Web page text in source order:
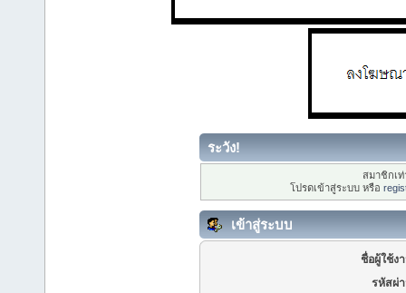
ระวัง!
สมาชิกเ
โปรดเข้าสู่ระบบ หรือ
เข้าสู่ระบบ
ชื่อผู้ใช้ง
รหัสผ่